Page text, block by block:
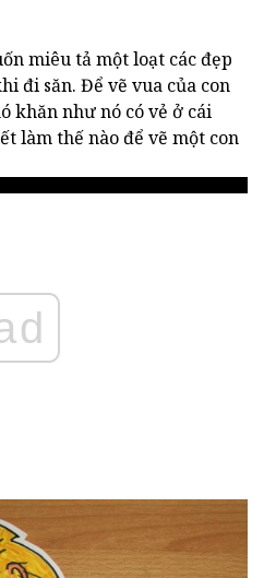
miêu tả một loạt các đẹp
đi săn. Để vẽ vua của con
khăn như nó có vẻ ở cái
làm thế nào để vẽ một con